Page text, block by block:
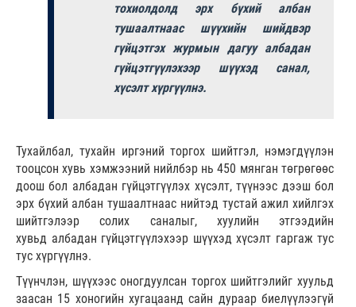
тохиолдолд эрх бүхий албан
тушаалтнаас шүүхийн шийдвэр
гүйцэтгэх журмын дагуу албадан
гүйцэтгүүлэхээр шүүхэд санал,
хүсэлт хүргүүлнэ.
Тухайлбал, тухайн иргэний торгох шийтгэл, нэмэгдүүлэн
тооцсон хувь хэмжээний нийлбэр нь 450 мянган төгрөгөөс
доош бол албадан гүйцэтгүүлэх хүсэлт, түүнээс дээш бол
эрх бүхий албан тушаалтнаас нийтэд тустай ажил хийлгэх
шийтгэлээр солих саналыг, хуулийн этгээдийн
хувьд албадан гүйцэтгүүлэхээр шүүхэд хүсэлт гаргаж тус
тус хүргүүлнэ.
Түүнчлэн, шүүхээс оногдуулсан торгох шийтгэлийг хуульд
заасан 15 хоногийн хугацаанд сайн дураар биелүүлээгүй